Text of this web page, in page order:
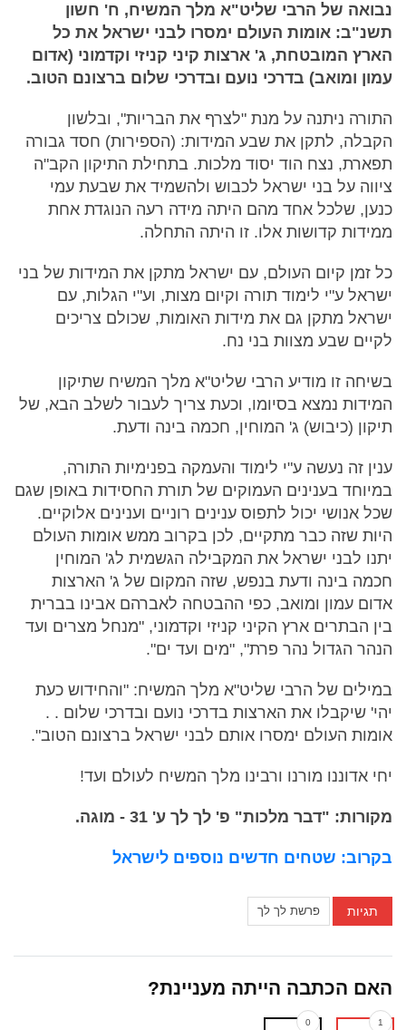
נבואה של הרבי שליט"א מלך המשיח, ח' חשון
תשנ"ב: אומות העולם ימסרו לבני ישראל את כל
הארץ המובטחת, ג' ארצות קיני קניזי וקדמוני (אדום
עמון ומואב) בדרכי נועם ובדרכי שלום ברצונם הטוב.
התורה ניתנה על מנת "לצרף את הבריות", ובלשון
הקבלה, לתקן את שבע המידות: (הספירות) חסד גבורה
תפארת, נצח הוד יסוד מלכות. בתחילת התיקון הקב"ה
ציווה על בני ישראל לכבוש ולהשמיד את שבעת עמי
כנען, שלכל אחד מהם היתה מידה רעה הנוגדת אחת
ממידות קדושות אלו. זו היתה התחלה.
כל זמן קיום העולם, עם ישראל מתקן את המידות של בני
ישראל ע"י לימוד תורה וקיום מצות, וע"י הגלות, עם
ישראל מתקן גם את מידות האומות, שכולם צריכים
לקיים שבע מצוות בני נח.
בשיחה זו מודיע הרבי שליט"א מלך המשיח שתיקון
המידות נמצא בסיומו, וכעת צריך לעבור לשלב הבא, של
תיקון (כיבוש) ג' המוחין, חכמה בינה ודעת.
ענין זה נעשה ע"י לימוד והעמקה בפנימיות התורה,
במיוחד בענינים העמוקים של תורת החסידות באופן שגם
שכל אנושי יכול לתפוס ענינים רוניים וענינים אלוקיים.
היות שזה כבר מתקיים, לכן בקרוב ממש אומות העולם
יתנו לבני ישראל את המקבילה הגשמית לג' המוחין
חכמה בינה ודעת בנפש, שזה המקום של ג' הארצות
אדום עמון ומואב, כפי ההבטחה לאברהם אבינו בברית
בין הבתרים ארץ הקיני קניזי וקדמוני, "מנחל מצרים ועד
הנהר הגדול נהר פרת", "מים ועד ים".
במילים של הרבי שליט"א מלך המשיח: "והחידוש כעת
יהי' שיקבלו את הארצות בדרכי נועם ובדרכי שלום . .
אומות העולם ימסרו אותם לבני ישראל ברצונם הטוב".
יחי אדוננו מורנו ורבינו מלך המשיח לעולם ועד!
מקורות: "דבר מלכות" פ' לך לך ע' 31 - מוגה.
בקרוב: שטחים חדשים נוספים לישראל
תגיות פרשת לך לך
האם הכתבה הייתה מעניינת?
1
0